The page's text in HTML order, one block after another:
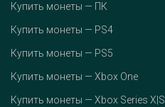
Купить монеты — ПК
Купить монеты — PS4
Купить монеты — PS5
Купить монеты — Xbox One
Купить монеты — Xbox Series X|S